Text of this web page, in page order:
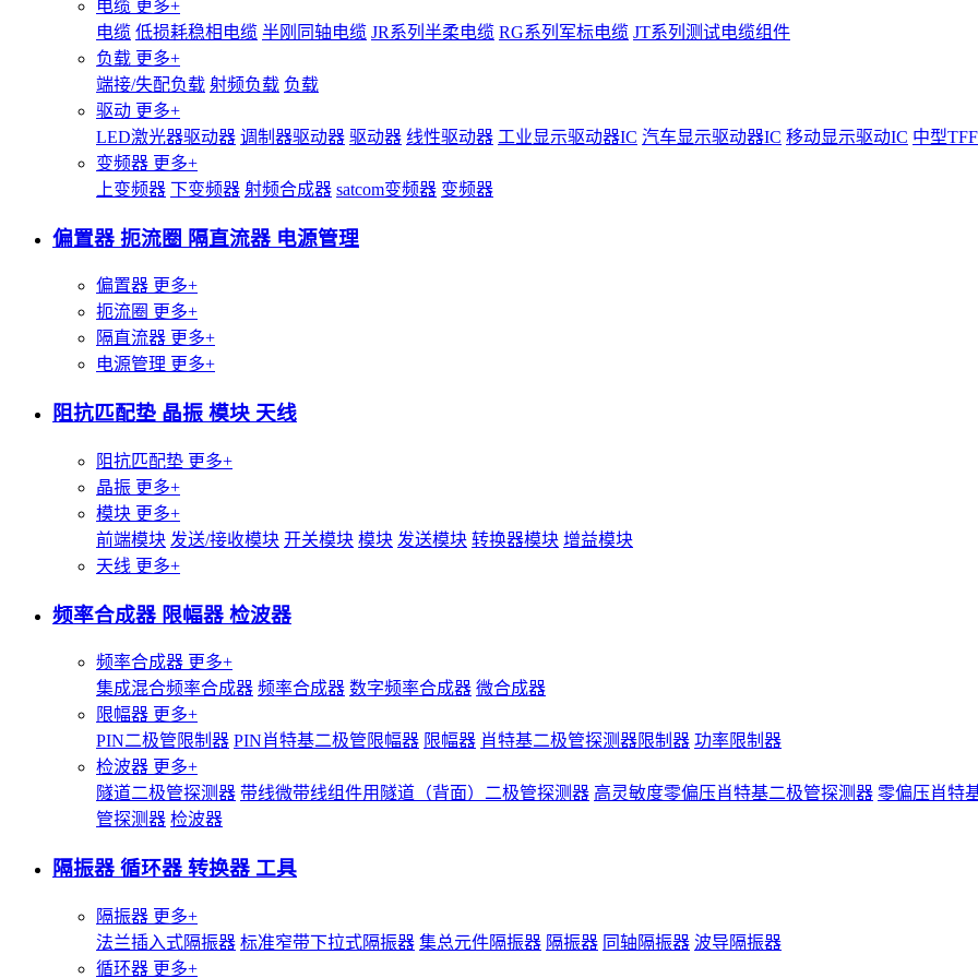
电缆 更多+
电缆 低损耗稳相电缆 半刚同轴电缆 JR系列半柔电缆 RG系列军标电缆 JT系列测试电缆组件
负载 更多+
端接/失配负载 射频负载 负载
驱动 更多+
LED激光器驱动器 调制器驱动器 驱动器 线性驱动器 工业显示驱动器IC 汽车显示驱动器IC 移动显示驱动IC 中型
变频器 更多+
上变频器 下变频器 射频合成器 satcom变频器 变频器
偏置器 扼流圈 隔直流器 电源管理
偏置器 更多+
扼流圈 更多+
隔直流器 更多+
电源管理 更多+
阻抗匹配垫 晶振 模块 天线
阻抗匹配垫 更多+
晶振 更多+
模块 更多+
前端模块 发送/接收模块 开关模块 模块 发送模块 转换器模块 增益模块
天线 更多+
频率合成器 限幅器 检波器
频率合成器 更多+
集成混合频率合成器 频率合成器 数字频率合成器 微合成器
限幅器 更多+
PIN二极管限制器 PIN肖特基二极管限幅器 限幅器 肖特基二极管探测器限制器 功率限制器
检波器 更多+
隧道二极管探测器 带线微带线组件用隧道（背面）二极管探测器 高灵敏度零偏压肖特基二极管探测器 零偏压肖特
管探测器 检波器
隔振器 循环器 转换器 工具
隔振器 更多+
法兰插入式隔振器 标准窄带下拉式隔振器 集总元件隔振器 隔振器 同轴隔振器 波导隔振器
循环器 更多+